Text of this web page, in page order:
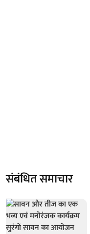
संबंधित समाचार